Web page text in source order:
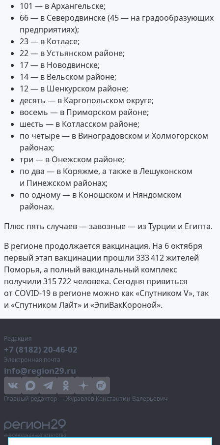
101 — в Архангельске;
66 — в Северодвинске (45 — на градообразующих
предприятиях);
23 — в Котласе;
22 — в Устьянском районе;
17 — в Новодвинске;
14 — в Вельском районе;
12 — в Шенкурском районе;
десять — в Каргопольском округе;
восемь — в Приморском районе;
шесть — в Котласском районе;
по четыре — в Виноградовском и Холмогорском
районах;
три — в Онежском районе;
по два — в Коряжме, а также в Лешуконском
и Пинежском районах;
по одному — в Коношском и Няндомском
районах.
Плюс пять случаев — завозные — из Турции и Египта.
В регионе продолжается вакцинация. На 6 октября
первый этап вакцинации прошли 333 412 жителей
Поморья, а полный вакцинальный комплекс
получили 315 722 человека. Сегодня привиться
от COVID-19 в регионе можно как «Спутником V», так
и «Спутником Лайт» и «ЭпиВакКороной».
Редакция
+7 (8182) 20-46-02
Электронная почта
info@region29.ru
Главный редактор — Журавлёв Константин Валерьевич